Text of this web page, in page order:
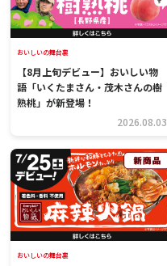
おいしいの舞台裏
【8月上旬デビュー】おいしい物
語「いくたまさん・茂木さんの樹
熟桃」が新登場！
2026.08.03
おいしいの舞台裏